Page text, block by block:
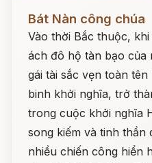
Bát Nàn công chúa
Vào thời Bắc thuộc,
ách đô hộ tàn bạo của
gái tài sắc vẹn toàn
binh khởi nghĩa, trở
trong cuộc khởi nghĩa
song kiếm và tinh thần
nhiều chiến công hiển